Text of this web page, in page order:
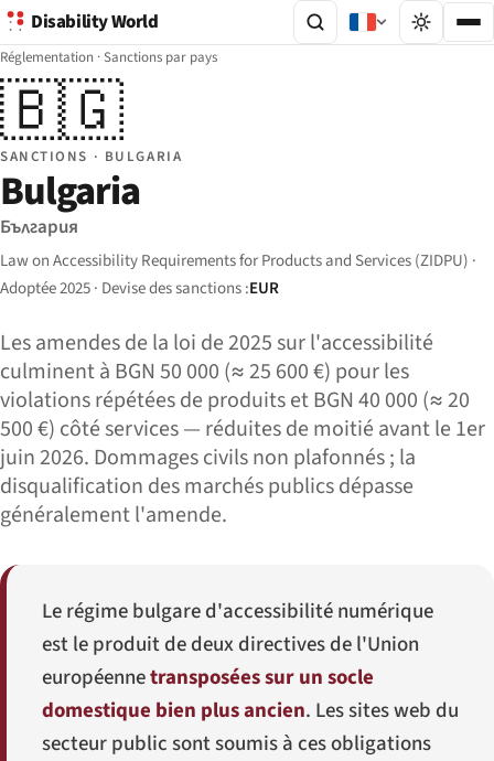
Disability World
Réglementation ·Sanctions par pays
🇧🇬
SANCTIONS · BULGARIA
Bulgaria
България
Law on Accessibility Requirements for Products and Services (ZIDPU) ·
Adoptée 2025 · Devise des sanctions :EUR
Les amendes de la loi de 2025 sur l'accessibilité
culminent à BGN 50 000 (≈ 25 600 €) pour les
violations répétées de produits et BGN 40 000 (≈ 20
500 €) côté services — réduites de moitié avant le 1er
juin 2026. Dommages civils non plafonnés ; la
disqualification des marchés publics dépasse
généralement l'amende.
Le régime bulgare d'accessibilité numérique
est le produit de deux directives de l'Union
européennetransposées sur un socle
domestique bien plus ancien. Les sites web du
secteur public sont soumis à ces obligations